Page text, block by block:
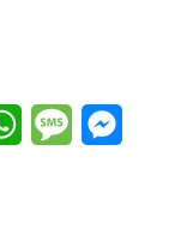
WhatsApp